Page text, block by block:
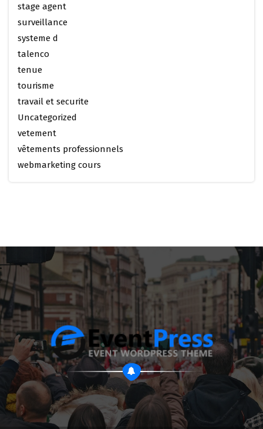
stage agent
surveillance
systeme d
talenco
tenue
tourisme
travail et securite
Uncategorized
vetement
vêtements professionnels
webmarketing cours